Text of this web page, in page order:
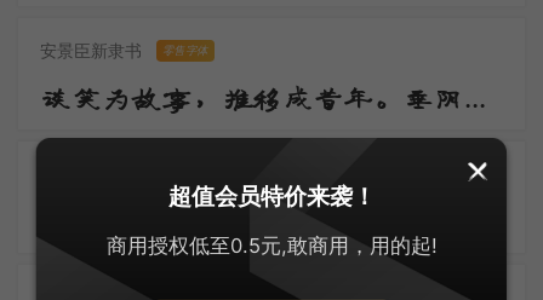
安景臣新隶书 零售字体
谈笑为故事，推移成昔年。垂阴当覆地，耸干会参天。好作思人树，惭无惠化传。
超值会员特价来袭！
商用授权低至0.5元,敢商用，用的起!